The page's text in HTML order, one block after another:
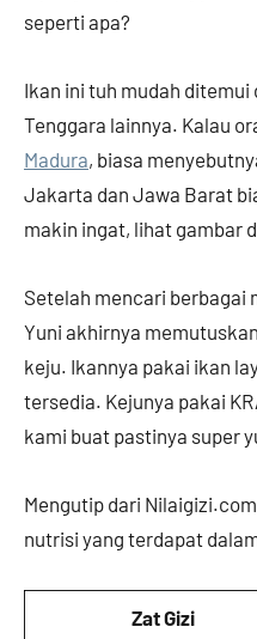
seperti apa?
Ikan ini tuh mudah ditemui
Tenggara lainnya. Kalau
Madura, biasa
Jakarta dan Jawa Barat
makin ingat, lihat gambar
Setelah mencari berbagai
Yuni akhirnya
keju. Ikannya pakai ikan
tersedia. Kejunya pakai
kami buat pastinya super
Mengutip dari
nutrisi yang terdapat
Zat Gizi